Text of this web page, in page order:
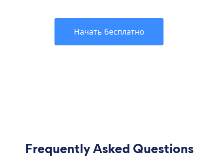
Начать бесплатно
Frequently Asked Questions